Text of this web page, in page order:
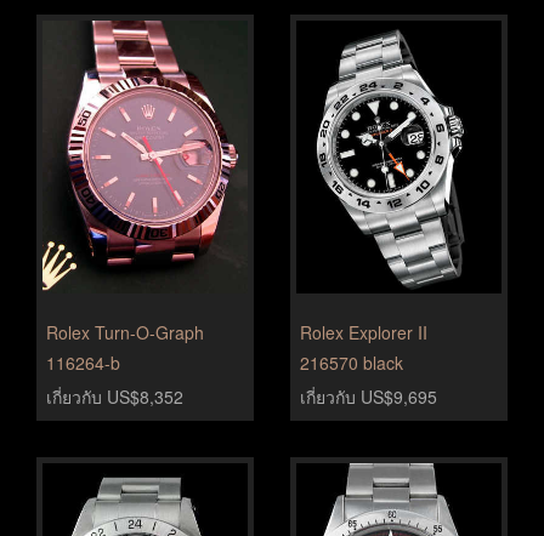
Rolex Turn-O-Graph
116264-b
เกี่ยวกับ US$8,352
Rolex Explorer II
216570 black
เกี่ยวกับ US$9,695